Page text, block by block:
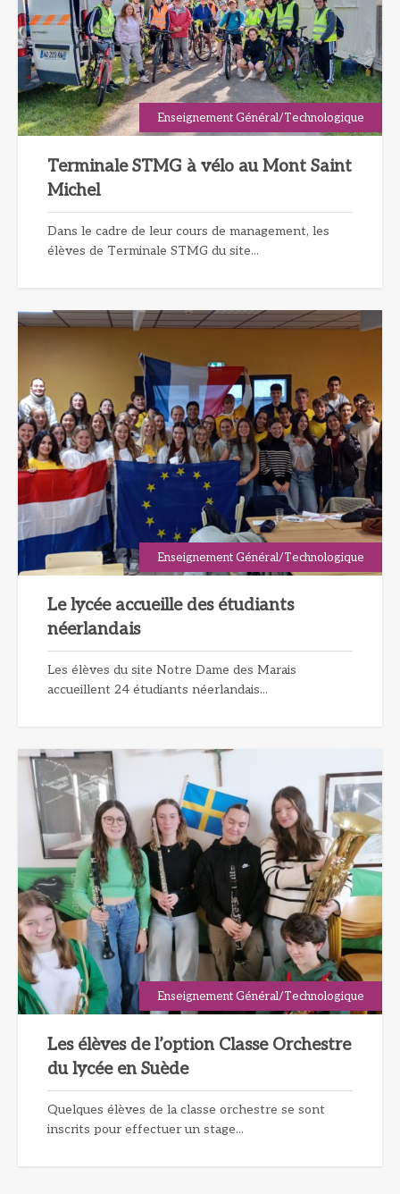
Enseignement Général/Technologique
Terminale STMG à vélo au Mont Saint
Michel
Dans le cadre de leur cours de management, les
élèves de Terminale STMG du site...
Enseignement Général/Technologique
Le lycée accueille des étudiants
néerlandais
Les élèves du site Notre Dame des Marais
accueillent 24 étudiants néerlandais...
Enseignement Général/Technologique
Les élèves de l’option Classe Orchestre
du lycée en Suède
Quelques élèves de la classe orchestre se sont
inscrits pour effectuer un stage...